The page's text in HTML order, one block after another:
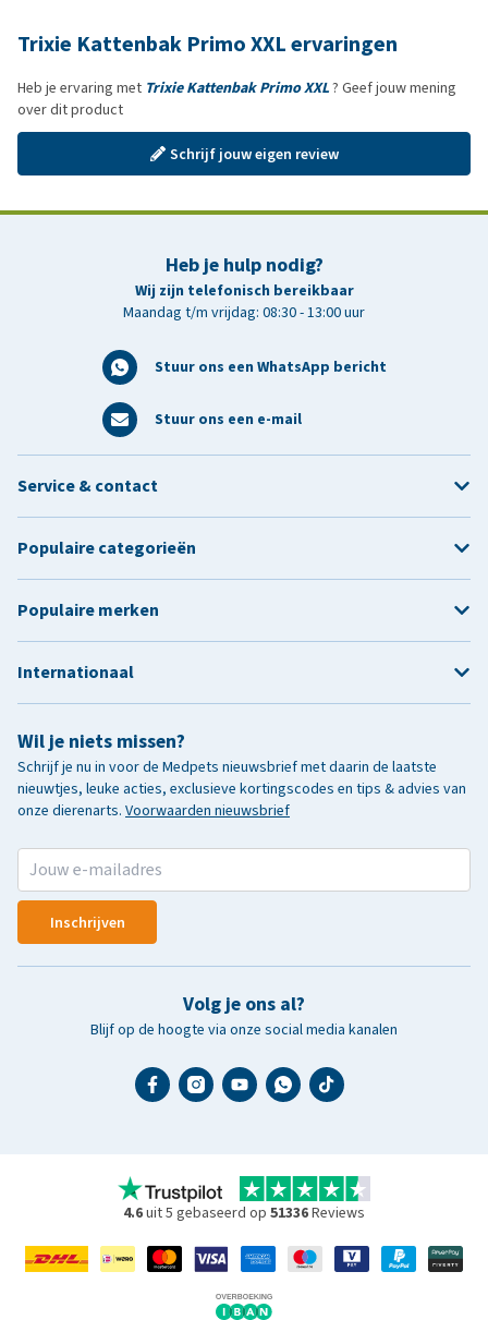
Trixie Kattenbak Primo XXL ervaringen
Heb je ervaring met Trixie Kattenbak Primo XXL? Geef jouw mening
over dit product
Schrijf jouw eigen review
Heb je hulp nodig?
Wij zijn telefonisch bereikbaar
Maandag t/m vrijdag: 08:30 - 13:00 uur
Stuur ons een WhatsApp bericht
Stuur ons een e-mail
Wil je niets missen?
Schrijf je nu in voor de Medpets nieuwsbrief met daarin de laatste
nieuwtjes, leuke acties, exclusieve kortingscodes en tips & advies van
onze dierenarts. Voorwaarden nieuwsbrief
Inschrijven
Volg je ons al?
Blijf op de hoogte via onze social media kanalen
Service & contact
Populaire categorieën
Populaire merken
Internationaal
4.6uit 5 gebaseerd op 51336Reviews